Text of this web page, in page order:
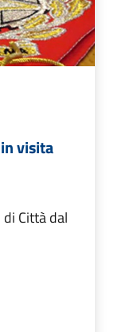
visita
Città dal